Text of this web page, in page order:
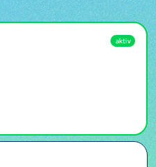
aktiv